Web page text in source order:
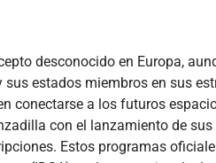
desconocido en Europa,
estados miembros en sus
conectarse a los futuros
con el lanzamiento de
Estos programas